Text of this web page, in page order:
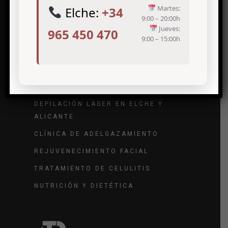
TRATAMIENTO DE VARICES
DEPILACIÓN LASER EN ELCHE Y
ALICANTE
CLÍNICA DE ADELGAZAMIENTO
REJUVENECIMIENTO FACIAL
TRATAMIENTO DE CELULITIS
NUTRICIÓN Y DIETÉTICA
Elche: +34
965 450 470
Martes:
9:00 – 20:00h
Jueves:
9:00 – 15:00h